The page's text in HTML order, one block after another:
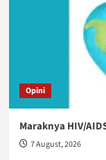
Opini
Maraknya HIV/
7 August, 2026